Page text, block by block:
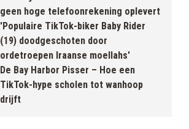
geen hoge telefoonrekening oplevert
'Populaire TikTok-biker Baby Rider
(19) doodgeschoten door
ordetroepen Iraanse moellahs'
De Bay Harbor Pisser – Hoe een
TikTok-hype scholen tot wanhoop
drijft